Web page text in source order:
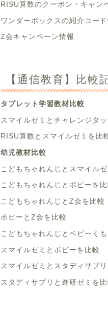
RISU算数のクーポン・キャン
ワンダーボックスの紹介コー
Z会キャンペーン情報
【通信教育】比較
タブレット学習教材比較
スマイルゼミとチャレンジタ
RISU算数とスマイルゼミを比
幼児教材比較
こどもちゃれんじとスマイル
こどもちゃれんじとポピーを比
こどもちゃれんじとZ会を比較
ポピーとZ会を比較
こどもちゃれんじとベビーく
スマイルゼミとポピーを比較
スマイルゼミとスタディサプ
スタディサプリと進研ゼミを比